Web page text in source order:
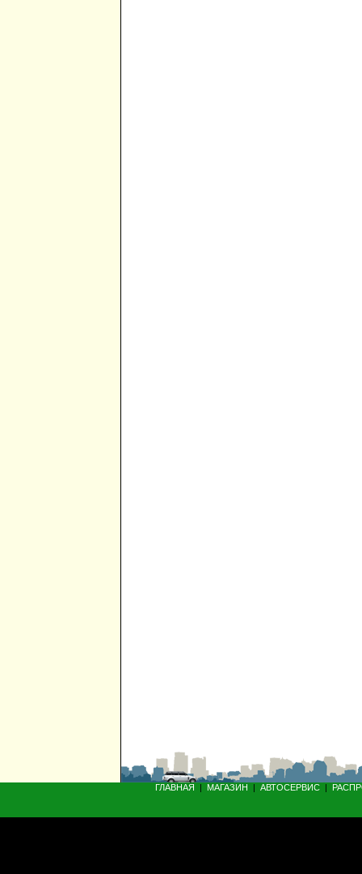
ГЛАВНАЯ | МАГАЗИН | АВТОСЕРВИС |